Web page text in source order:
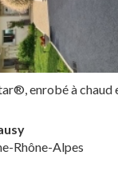
enrobé à chaud
Rhône-Alpes